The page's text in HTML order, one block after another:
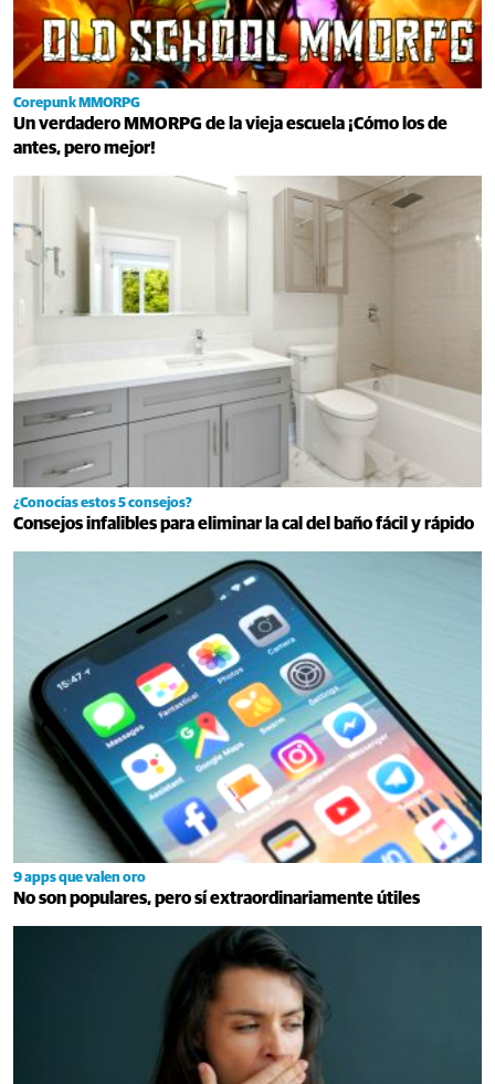
Corepunk MMORPG
Un verdadero MMORPG de la vieja escuela ¡Cómo los de
antes, pero mejor!
¿Conocías estos 5 consejos?
Consejos infalibles para eliminar la cal del baño fácil y rápido
9 apps que valen oro
No son populares, pero sí extraordinariamente útiles